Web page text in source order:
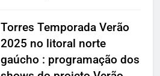
Torres Temporada Verão
2025 no litoral norte
gaúcho : programação dos